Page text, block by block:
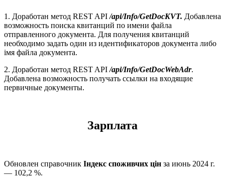
1. Доработан метод REST API/api/Info/GetDocKVT. Добавлена
возможность поиска квитанций по имени файла
отправленного документа. Для получения квитанций
необходимо задать один из идентификаторов документа либо
імя файла документа.
2. Доработан метод REST API/api/Info/GetDocWebAdr.
Добавлена возможность получать ссылки на входящие
первичные документы.
Зарплата
Обновлен справочник Індекс споживчих цін за июнь 2024 г.
— 102,2 %.